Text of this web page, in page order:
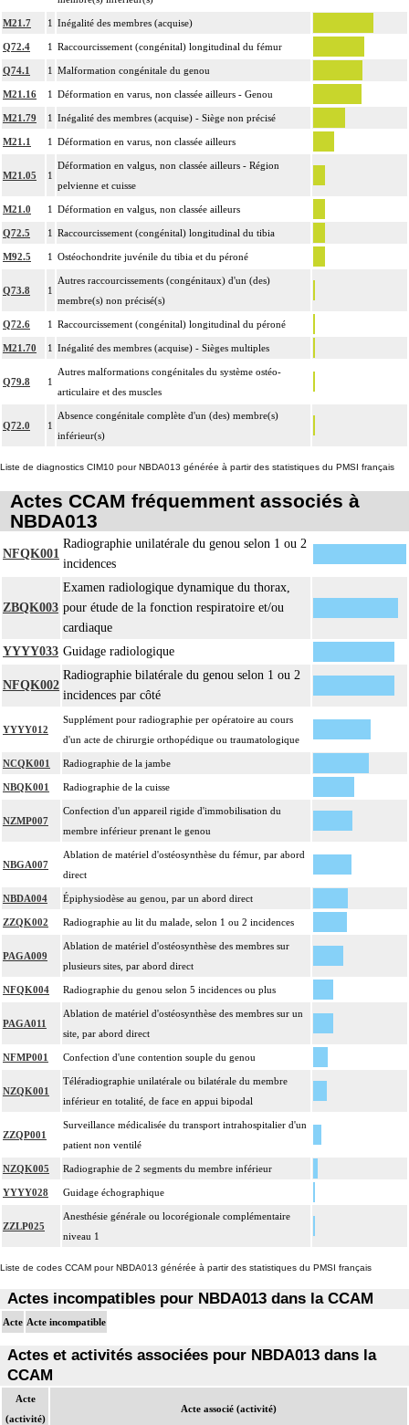
exposition du foyer de fracture.
Par ostéotomie complexe, on entend : ostéotomie multidirectionnelle.
Par ostéotomie simple, on entend : ostéotomie unidirectionnelle ou rotatoire
14
La suture de muscle ou de tendon inclut l'immobilisation par appareillage
L'arthrodèse inclut l'ostéosynthèse, le prélèvement in situ d'autogreffe osseuse,
et/ou la contention par appareillage externe.
La libération mobilisatrice d'une articulation [arthrolyse] inclut la
capsulotomie articulaire, la libération de tendon périarticulaire et la résection
d'ostéophyte et de butoir osseux.
L'arthroplastie inclut la réparation de l'appareil capsuloligamentaire par suture
ou plastie, la stabilisation de l'articulation [arthrorise] par matériel et/ou
contention par appareillage rigide externe.
L'évacuation de collection articulaire inclut le lavage de l'articulation, avec ou
sans drainage.
La reconstruction osseuse ou articulaire par greffe, transplant ou matériau
inerte non prothétique inclut l'ostéosynthèse.
La réduction d'une luxation, par abord direct inclut la réparation de l'appareil
capsuloligamentaire de l'articulation par suture ou plastie, la stabilisation de
rigide externe.
14
L'ostéotomie inclut l'ostéosynthèse et/ou la contention par appareillage
externe.
14
L'ostéosynthèse d'une fracture inclut sa réduction simultanée et sa contention
par appareillage externe.
14
La réduction orthopédique extemporanée d'une luxation inclut la contention
par confection d'un appareillage rigide externe, ou la stabilisation interne
[arthrorise] temporaire.
14
La réduction orthopédique extemporanée d'une fracture inclut la contention
par confection d'un appareillage rigide externe.
Comprend : réduction orthopédique itérative de fracture, avec gypsotomie de
14
Tout acte thérapeutique, par arthroscopie inclut le nettoyage de l'articulation
14
M21.7 1 Inégalité des membres (acquise)
Q72.4 1 Raccourcissement (congénital) longitudinal du fémur
Q74.1 1 Malformation congénitale du genou
M21.16 1 Déformation en varus, non classée ailleurs - Genou
M21.79 1 Inégalité des membres (acquise) - Siège non précisé
M21.1 1 Déformation en varus, non classée ailleurs
M21.05 1
Déformation en valgus, non classée ailleurs - Région
pelvienne et cuisse
M21.0 1 Déformation en valgus, non classée ailleurs
Q72.5 1 Raccourcissement (congénital) longitudinal du tibia
M92.5 1 Ostéochondrite juvénile du tibia et du péroné
Q73.8 1
Autres raccourcissements (congénitaux) d'un (des)
membre(s) non précisé(s)
Q72.6 1 Raccourcissement (congénital) longitudinal du péroné
M21.70 1 Inégalité des membres (acquise) - Sièges multiples
Q79.8 1
Autres malformations congénitales du système ostéo-
articulaire et des muscles
Q72.0 1
Absence congénitale complète d'un (des) membre(s)
inférieur(s)
Liste de diagnostics CIM10 pour NBDA013 générée à partir des statistiques du PMSI français
Actes CCAM fréquemment associés à
NBDA013
NFQK001
Radiographie unilatérale du genou selon 1 ou 2
incidences
ZBQK003
Examen radiologique dynamique du thorax,
pour étude de la fonction respiratoire et/ou
cardiaque
YYYY033 Guidage radiologique
NFQK002
Radiographie bilatérale du genou selon 1 ou 2
incidences par côté
YYYY012
Supplément pour radiographie per opératoire au cours
d'un acte de chirurgie orthopédique ou traumatologique
NCQK001 Radiographie de la jambe
NBQK001 Radiographie de la cuisse
NZMP007
Confection d'un appareil rigide d'immobilisation du
membre inférieur prenant le genou
NBGA007
Ablation de matériel d'ostéosynthèse du fémur, par abord
direct
NBDA004 Épiphysiodèse au genou, par un abord direct
ZZQK002 Radiographie au lit du malade, selon 1 ou 2 incidences
PAGA009
Ablation de matériel d'ostéosynthèse des membres sur
plusieurs sites, par abord direct
NFQK004 Radiographie du genou selon 5 incidences ou plus
PAGA011
Ablation de matériel d'ostéosynthèse des membres sur un
site, par abord direct
NFMP001 Confection d'une contention souple du genou
NZQK001
Téléradiographie unilatérale ou bilatérale du membre
inférieur en totalité, de face en appui bipodal
ZZQP001
Surveillance médicalisée du transport intrahospitalier d'un
patient non ventilé
NZQK005 Radiographie de 2 segments du membre inférieur
YYYY028 Guidage échographique
ZZLP025
Anesthésie générale ou locorégionale complémentaire
niveau 1
Liste de codes CCAM pour NBDA013 générée à partir des statistiques du PMSI français
Actes incompatibles pour NBDA013 dans la CCAM
Acte Acte incompatible
Actes et activités associées pour NBDA013 dans la
CCAM
Acte
(activité)
Acte associé (activité)